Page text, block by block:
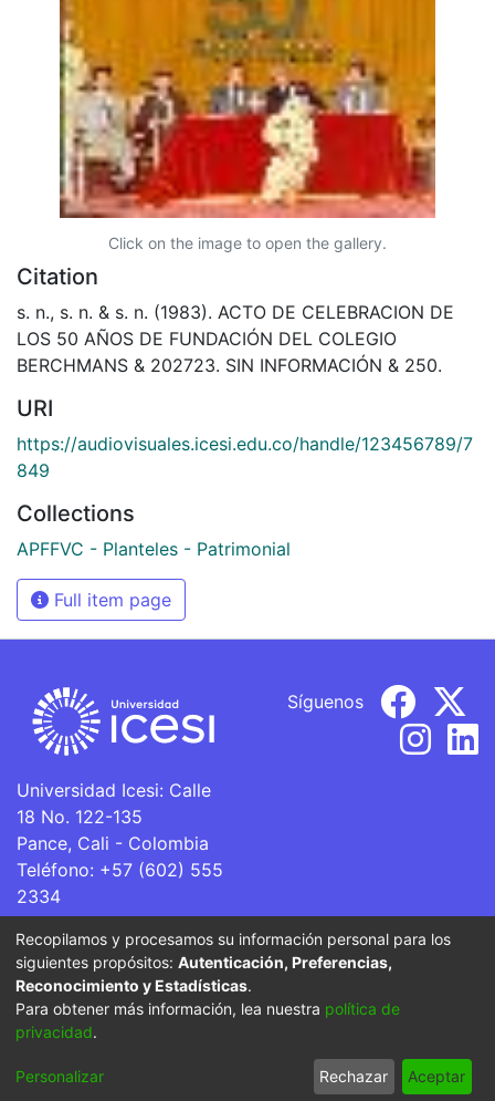
Click on the image to open the gallery.
Citation
s. n., s. n. & s. n. (1983). ACTO DE CELEBRACION DE
LOS 50 AÑOS DE FUNDACIÓN DEL COLEGIO
BERCHMANS & 202723. SIN INFORMACIÓN & 250.
URI
https://audiovisuales.icesi.edu.co/handle/123456789/7
849
Collections
APFFVC - Planteles - Patrimonial
Full item page
Universidad Icesi: Calle
18 No. 122-135
Pance, Cali - Colombia
Teléfono: +57 (602) 555
2334
ventanillaunica@icesi.edu.co
Síguenos
La Universidad Icesi es una Institución de Educación
Superior que se encuentra sujeta a inspección y vigilancia
por parte del Ministerio de Educación Nacional.
Cookie
End User
Agreement
Send
Feedback
Recopilamos y procesamos su información personal para los
siguientes propósitos: Autenticación, Preferencias,
Reconocimiento y Estadísticas.
Para obtener más información, lea nuestra política de
privacidad.
Personalizar Rechazar Aceptar